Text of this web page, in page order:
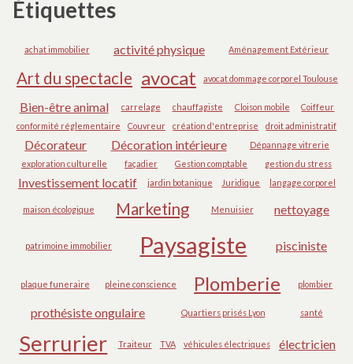
Étiquettes
achat immobilier activité physique Aménagement Extérieur
Art du spectacle avocat avocat dommage corporel Toulouse
Bien-être animal carrelage chauffagiste Cloison mobile
Coiffeur
conformité réglementaire
Couvreur création d'entreprise droit administratif
Décorateur Décoration intérieure
Dépannage vitrerie
exploration culturelle
façadier Gestion comptable gestion du stress
Investissement locatif jardin botanique Juridique langage corporel
maison écologique Marketing Menuisier nettoyage
patrimoine immobilier Paysagiste pisciniste
plaque funeraire pleine conscience Plomberie plombier
prothésiste ongulaire Quartiers prisés Lyon santé
Serrurier Traiteur TVA véhicules électriques électricien